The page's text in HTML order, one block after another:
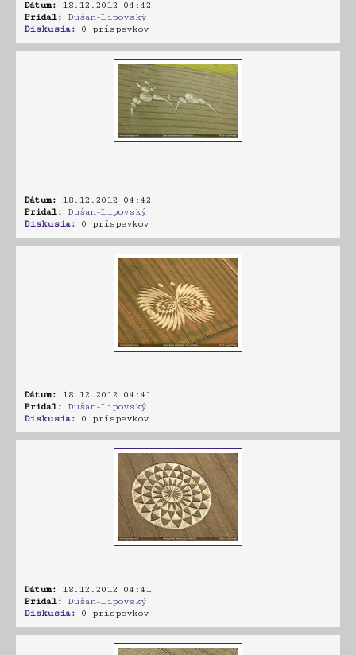
Dátum: 18.12.2012 04:42
Pridal: Dušan-Lipovský
Diskusia: 0 príspevkov
Dátum: 18.12.2012 04:42
Pridal: Dušan-Lipovský
Diskusia: 0 príspevkov
Dátum: 18.12.2012 04:41
Pridal: Dušan-Lipovský
Diskusia: 0 príspevkov
Dátum: 18.12.2012 04:41
Pridal: Dušan-Lipovský
Diskusia: 0 príspevkov